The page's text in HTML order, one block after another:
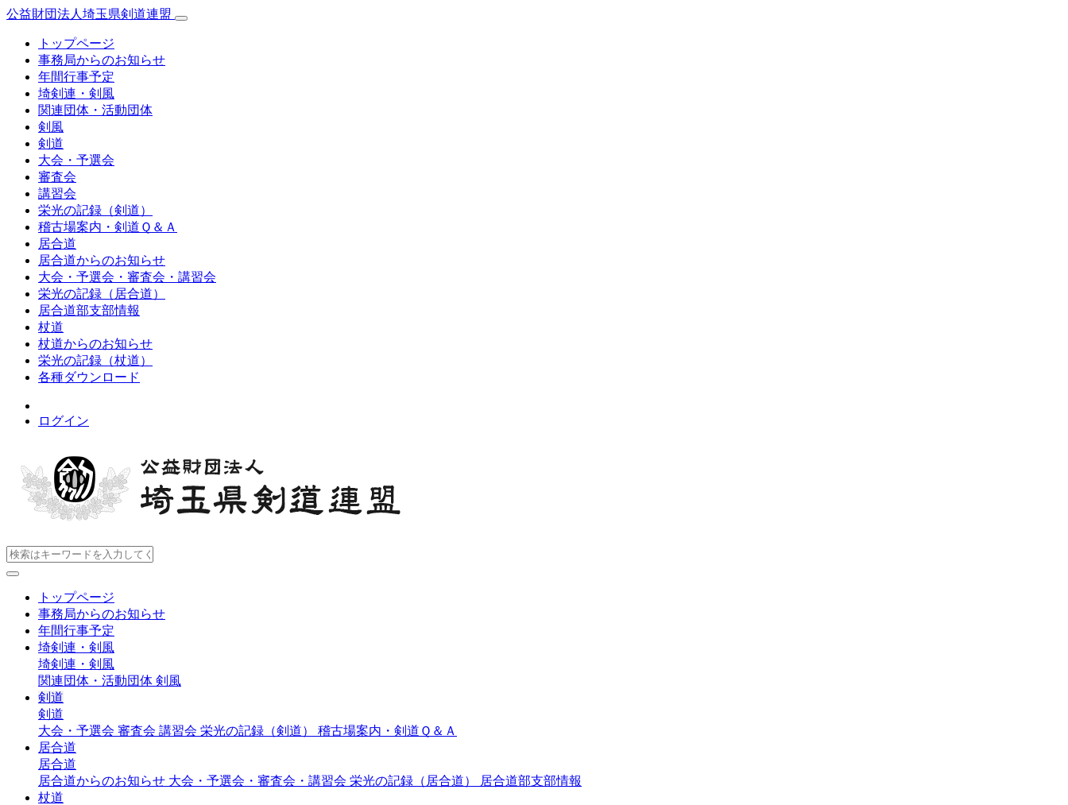
公益財団法人埼玉県剣道連盟
トップページ
事務局からのお知らせ
年間行事予定
埼剣連・剣風
関連団体・活動団体
剣風
剣道
大会・予選会
審査会
講習会
栄光の記録（剣道）
稽古場案内・剣道Ｑ＆Ａ
居合道
居合道からのお知らせ
大会・予選会・審査会・講習会
栄光の記録（居合道）
居合道部支部情報
杖道
杖道からのお知らせ
栄光の記録（杖道）
各種ダウンロード
ログイン
トップページ
事務局からのお知らせ
年間行事予定
埼剣連・剣風
埼剣連・剣風
関連団体・活動団体 剣風
剣道
剣道
大会・予選会 審査会 講習会 栄光の記録（剣道） 稽古場案内・剣道Ｑ＆Ａ
居合道
居合道
居合道からのお知らせ 大会・予選会・審査会・講習会 栄光の記録（居合道）
居合道部支部情報
杖道